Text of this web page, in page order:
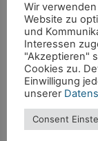
Wir
Website zu
und
Interessen
"Akzeptieren"
Cookies zu.
Einwilligung
unserer
Consent